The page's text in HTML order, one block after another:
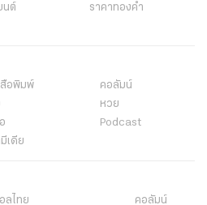
นต์
ราคาทองคำ
อพิมพ์
คอลัมน์
หวย
Podcast
เดีย
ลไทย
คอลัมน์